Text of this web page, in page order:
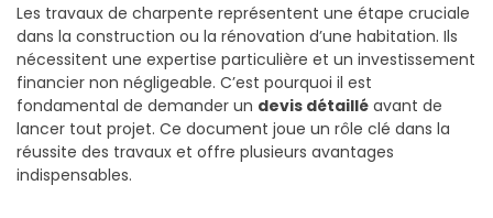
Les travaux de charpente représentent une étape cruciale
dans la construction ou la rénovation d’une habitation. Ils
nécessitent une expertise particulière et un investissement
financier non négligeable. C’est pourquoi il est
fondamental de demander un devis détaillé avant de
lancer tout projet. Ce document joue un rôle clé dans la
réussite des travaux et offre plusieurs avantages
indispensables.